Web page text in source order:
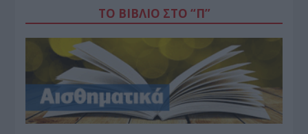
ΤΟ ΒΙΒΛΙΟ ΣΤΟ “Π”